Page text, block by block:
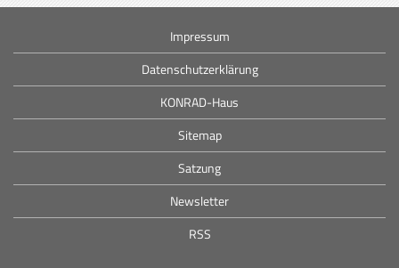
Impressum
Datenschutzerklärung
KONRAD-Haus
Sitemap
Satzung
Newsletter
RSS